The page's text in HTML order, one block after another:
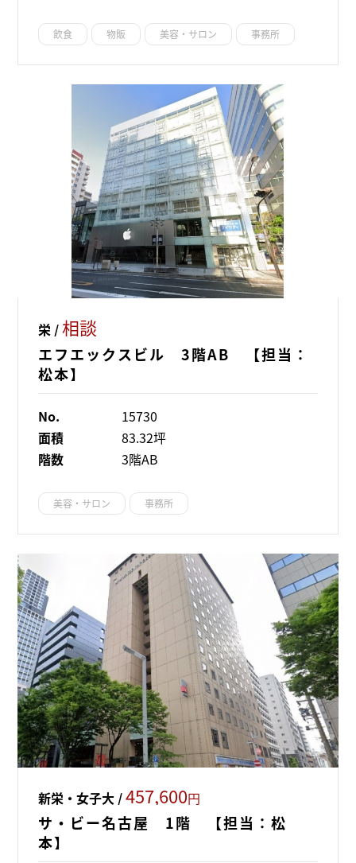
飲食 物販 美容・サロン 事務所
栄 /相談
エフエックスビル 3階AB 【担当：
松本】
No.
15730
面積
83.32坪
階数
3階AB
美容・サロン 事務所
新栄・女子大 /457,600円
サ・ビー名古屋 1階 【担当：松
本】